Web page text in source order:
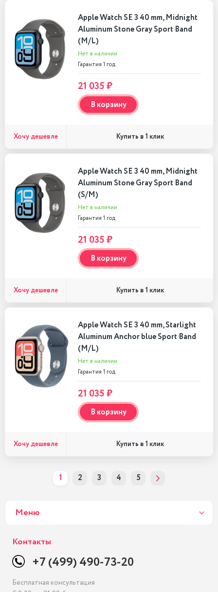
Apple Watch SE 3 40 mm, Midnight
Aluminum Stone Gray Sport Band
(M/L)
Нет в наличии
Гарантия 1 год
21 035 ₽
В корзину
Хочу дешевле Купить в 1 клик
Apple Watch SE 3 40 mm, Midnight
Aluminum Stone Gray Sport Band
(S/M)
Нет в наличии
Гарантия 1 год
21 035 ₽
В корзину
Хочу дешевле Купить в 1 клик
Apple Watch SE 3 40 mm, Starlight
Aluminum Anchor blue Sport Band
(M/L)
Нет в наличии
Гарантия 1 год
21 035 ₽
В корзину
Хочу дешевле Купить в 1 клик
1 2 3 4 5
Меню
Контакты
+7 (499) 490-73-20
Бесплатная консультация